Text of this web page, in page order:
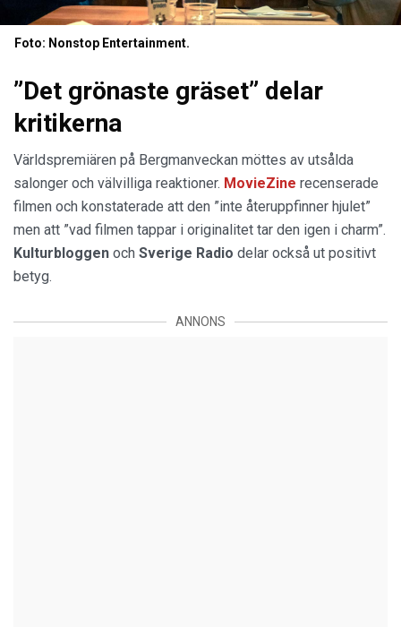
Foto: Nonstop Entertainment.
”Det grönaste gräset” delar
kritikerna
Världspremiären på Bergmanveckan möttes av utsålda
salonger och välvilliga reaktioner. MovieZine recenserade
filmen och konstaterade att den ”inte återuppfinner hjulet”
men att ”vad filmen tappar i originalitet tar den igen i charm”.
Kulturbloggen och Sverige Radio delar också ut positivt
betyg.
ANNONS